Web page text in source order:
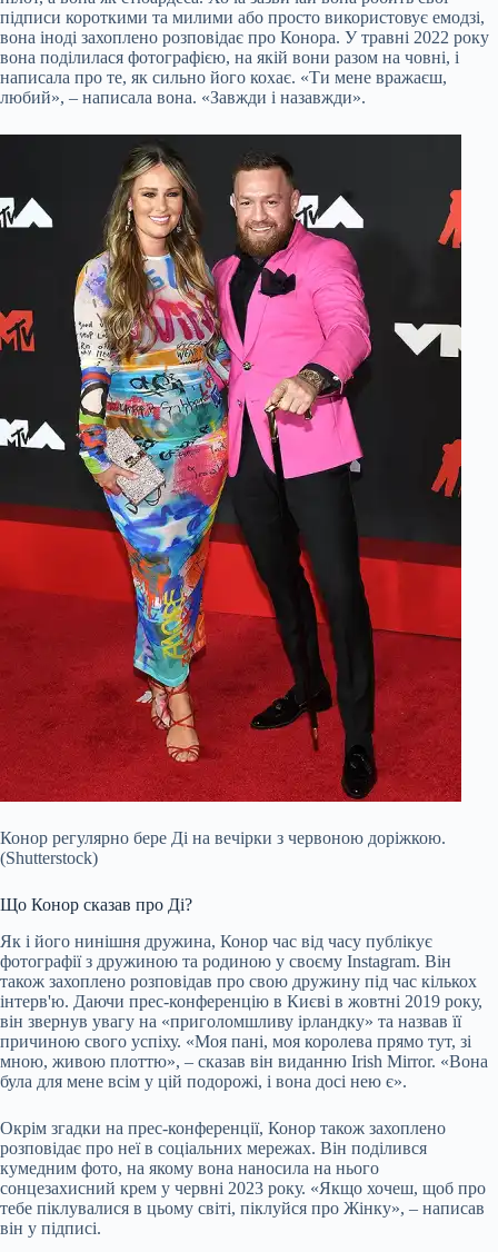
підписи короткими та милими або просто використовує емодзі,
вона іноді захоплено розповідає про Конора. У травні 2022 року
вона поділилася фотографією, на якій вони разом на човні, і
написала про те, як сильно його кохає. «Ти мене вражаєш,
любий», – написала вона. «Завжди і назавжди».
Конор регулярно бере Ді на вечірки з червоною доріжкою.
(Shutterstock)
Що Конор сказав про Ді?
Як і його нинішня дружина, Конор час від часу публікує
фотографії з дружиною та родиною у своєму Instagram. Він
також захоплено розповідав про свою дружину під час кількох
інтерв'ю. Даючи прес-конференцію в Києві в жовтні 2019 року,
він звернув увагу на «приголомшливу ірландку» та назвав її
причиною свого успіху. «Моя пані, моя королева прямо тут, зі
мною, живою плоттю», – сказав він виданню Irish Mirror. «Вона
була для мене всім у цій подорожі, і вона досі нею є».
Окрім згадки на прес-конференції, Конор також захоплено
розповідає про неї в соціальних мережах. Він поділився
кумедним фото, на якому вона наносила на нього
сонцезахисний крем у червні 2023 року. «Якщо хочеш, щоб про
тебе піклувалися в цьому світі, піклуйся про Жінку», – написав
він у підписі.